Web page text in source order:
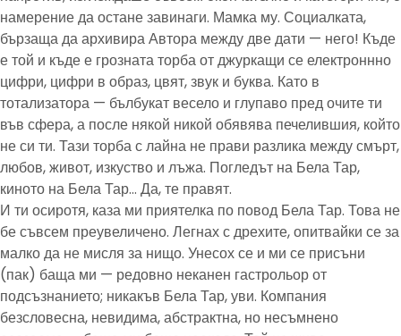
намерение да остане завинаги. Мамка му. Социалката,
бързаща да архивира Автора между две дати — него! Къде
е той и къде е грозната торба от джуркащи се електроннно
цифри, цифри в образ, цвят, звук и буква. Като в
тотализатора — бълбукат весело и глупаво пред очите ти
във сфера, а после някой никой обявява печелившия, който
не си ти. Тази торба с лайна не прави разлика между смърт,
любов, живот, изкуство и лъжа. Погледът на Бела Тар,
киното на Бела Тар… Да, те правят.
И ти осиротя, каза ми приятелка по повод Бела Тар. Това не
бе съвсем преувеличено. Легнах с дрехите, опитвайки се за
малко да не мисля за нищо. Унесох се и ми се присъни
(пак) баща ми — редовно неканен гастрольор от
подсъзнанието; никакъв Бела Тар, уви. Компания
безсловесна, невидима, абстрактна, но несъмнено